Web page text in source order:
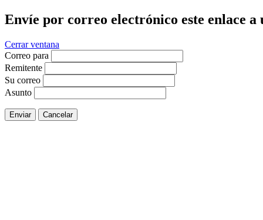
Envíe por correo electrónico este enlace a
Cerrar ventana
Correo para
Remitente
Su correo
Asunto
Enviar Cancelar